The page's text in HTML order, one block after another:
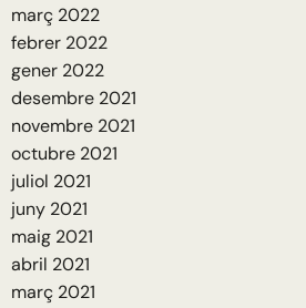
març 2022
febrer 2022
gener 2022
desembre 2021
novembre 2021
octubre 2021
juliol 2021
juny 2021
maig 2021
abril 2021
març 2021